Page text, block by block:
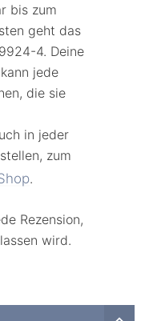
bis zum
geht das
4. Deine
jede
die sie
in jeder
zum
.
Rezension,
wird.